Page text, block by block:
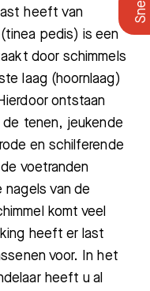
heeft van
pedis) is een
door schimmels
laag (hoornlaag)
ontstaan
tenen, jeukende
en schilferende
voetranden
van de
komt veel
heeft er last
voor. In het
heeft u al